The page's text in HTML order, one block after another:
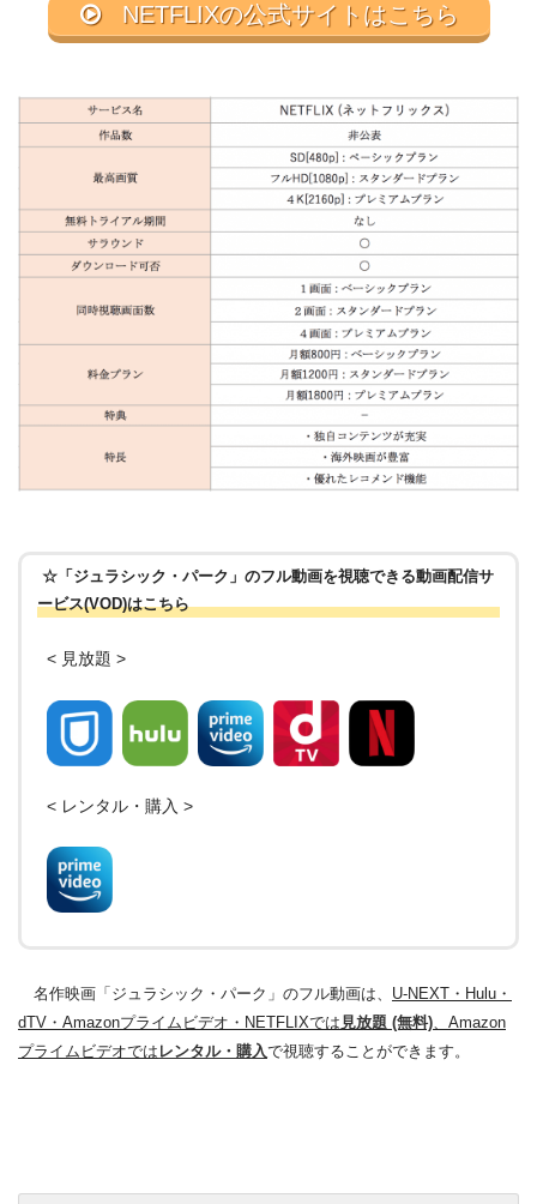
NETFLIXの公式サイトはこちら
☆「ジュラシック・パーク」のフル動画を視聴できる動画配信サ
ービス(VOD)はこちら
< 見放題 >
< レンタル・購入 >
名作映画「ジュラシック・パーク」のフル動画は、 U-NEXT・Hulu・
dTV・Amazonプライムビデオ・NETFLIXでは 見放題 (無料)、Amazon
プライムビデオでは レンタル・購入で視聴することができます。